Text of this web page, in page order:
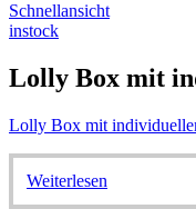
Schnellansicht
instock
Lolly Box mit
Lolly Box mit
Weiterlesen